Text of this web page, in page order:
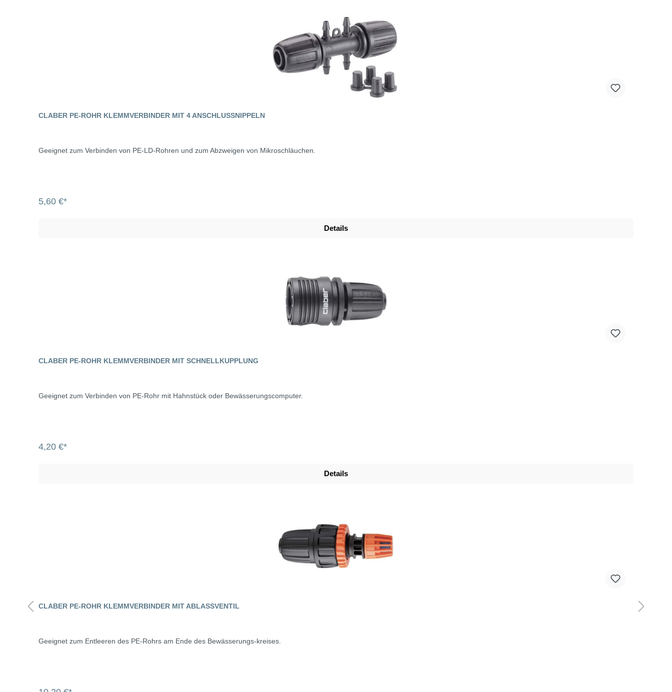
CLABER PE-ROHR KLEMMVERBINDER MIT 4 ANSCHLUSSNIPPELN
Geeignet zum Verbinden von PE-LD-Rohren und zum Abzweigen von Mikroschläuchen.
5,60 €*
Details
CLABER PE-ROHR KLEMMVERBINDER MIT SCHNELLKUPPLUNG
Geeignet zum Verbinden von PE-Rohr mit Hahnstück oder Bewässerungscomputer.
4,20 €*
Details
CLABER PE-ROHR KLEMMVERBINDER MIT ABLASSVENTIL
Geeignet zum Entleeren des PE-Rohrs am Ende des Bewässerungs-kreises.